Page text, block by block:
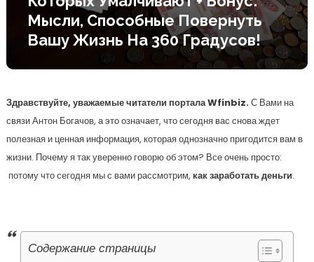
Мысли, Способные Повернуть
Вашу Жизнь На 360 Градусов!
Здравствуйте, уважаемые читатели портала Wfinbiz.С Вами на
связи Антон Богачов, а это означает, что сегодня вас снова ждет
полезная и ценная информация, которая однозначно пригодится вам в
жизни. Почему я так уверенно говорю об этом? Все очень просто:
потому что сегодня мы с вами рассмотрим, как заработать деньги.
Содержание страницы